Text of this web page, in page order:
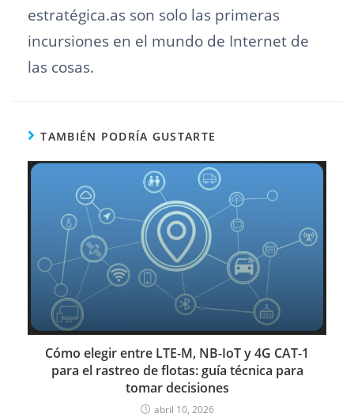
estratégica.as son solo las primeras
incursiones en el mundo de Internet de
las cosas.
TAMBIÉN PODRÍA GUSTARTE
Cómo elegir entre LTE-M, NB-IoT y 4G CAT-1
para el rastreo de flotas: guía técnica para
tomar decisiones
abril 10, 2026